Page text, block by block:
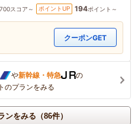
スコア～ ポイントUP 194ポイント～
クーポンGET
や新幹線・特急
の
のプランをみる
ンをみる（86件）